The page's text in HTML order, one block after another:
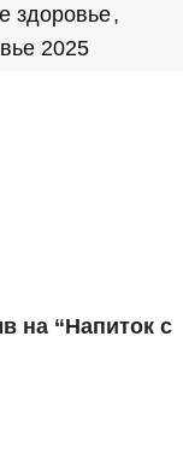
здоровье,
2025
на “Напиток с